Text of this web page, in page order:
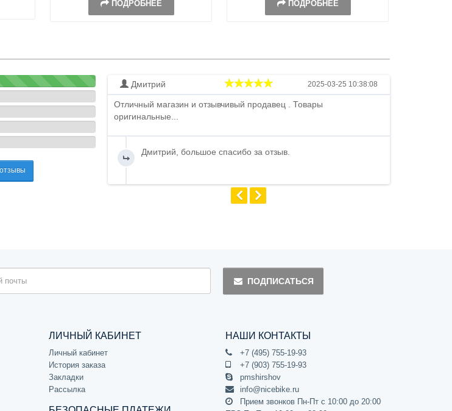
ПОДРОБНЕЕ ПОДРОБНЕЕ
Дмитрий 2025-03-25 10:38:08
Отличный магазин и отзывчивый продавец . Товары
оригинальные...
Дмитрий, большое спасибо за отзыв.
ПОДПИСАТЬСЯ
ЛИЧНЫЙ КАБИНЕТ
Личный кабинет
История заказа
Закладки
Рассылка
НАШИ КОНТАКТЫ
+7 (495) 755-19-93
+7 (903) 755-19-93
pmshirshov
info@nicebike.ru
Прием звонков Пн-Пт с 10:00 до 20:00